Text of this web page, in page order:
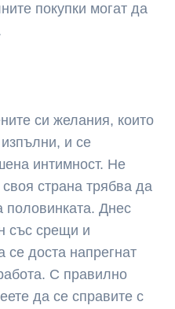
покупки могат да
си желания, които
и се
интимност. Не
страна трябва да
половинката. Днес
със срещи и
се доста напрегнат
С правилно
да се справите с